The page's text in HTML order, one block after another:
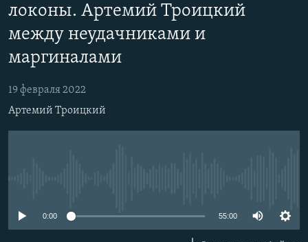
главной
навигации
поиску
КУЛЬТУРА
IDEL.РЕАЛИИ
КАВКАЗ.РЕАЛИИ
СЕВЕР.РЕАЛИИ
СИБИРЬ.РЕАЛИИ
РАСПИСАНИЕ ВЕЩАНИЯ
Подписаться
локоны. Артемий Троицкий
между неудачниками и
маргиналами
19 февраля 2022
Артемий Троицкий
0:00 55:00